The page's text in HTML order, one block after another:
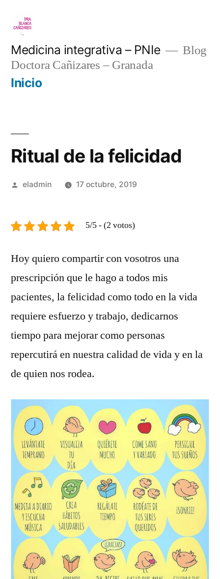
contenido
Medicina integrativa – PNIe
Blog
Doctora Cañizares – Granada
Inicio
Ritual de la felicidad
Publicado
eladmin 17 octubre, 2019
5/5 - (2 votos)
Hoy quiero compartir con vosotros una
prescripción que le hago a todos mis
pacientes, la felicidad como todo en la vida
requiere esfuerzo y trabajo, dedicarnos
tiempo para mejorar como personas
repercutirá en nuestra calidad de vida y en la
de quien nos rodea.